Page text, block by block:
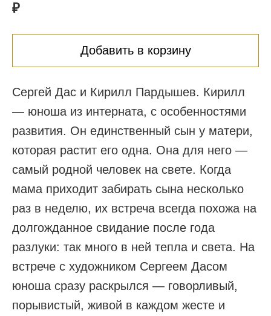
₽
Добавить в корзину
Сергей Дас и Кирилл Пардышев. Кирилл
— юноша из интерната, с особенностями
развития. Он единственный сын у матери,
которая растит его одна. Она для него —
самый родной человек на свете. Когда
мама приходит забирать сына несколько
раз в неделю, их встреча всегда похожа на
долгожданное свидание после года
разлуки: так много в ней тепла и света. На
встрече с художником Сергеем Дасом
юноша сразу раскрылся — говорливый,
порывистый, живой в каждом жесте и